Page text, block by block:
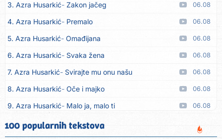
3. Azra Husarkić Zakon jačeg 06.08
4. Azra Husarkić Premalo 06.08
5. Azra Husarkić Omađijana 06.08
6. Azra Husarkić Svaka žena 06.08
7. Azra Husarkić Svirajte mu onu našu 06.08
8. Azra Husarkić Oče i majko 06.08
9. Azra Husarkić Malo ja, malo ti 06.08
10. Alen Hasanović Fanatik
100 popularnih tekstova